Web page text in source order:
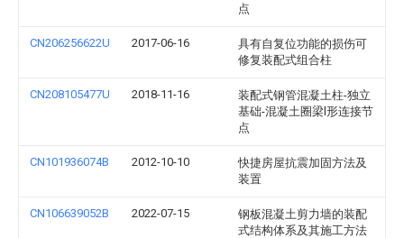
点
CN206256622U 2017-06-16
具有自复位功能的损伤可
修复装配式组合柱
CN208105477U 2018-11-16
装配式钢管混凝土柱-独立
基础-混凝土圈梁l形连接节
点
CN101936074B 2012-10-10
快捷房屋抗震加固方法及
装置
CN106639052B 2022-07-15
钢板混凝土剪力墙的装配
式结构体系及其施工方法